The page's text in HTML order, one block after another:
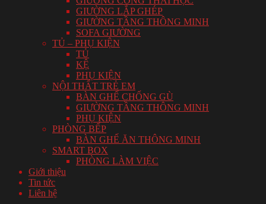
GIƯỜNG LẮP GHÉP
GIƯỜNG TẦNG THÔNG MINH
SOFA GIƯỜNG
TỦ – PHỤ KIỆN
TỦ
KỆ
PHỤ KIỆN
NỘI THẤT TRẺ EM
BÀN GHẾ CHỐNG GÙ
GIƯỜNG TẦNG THÔNG MINH
PHỤ KIỆN
PHÒNG BẾP
BÀN GHẾ ĂN THÔNG MINH
SMART BOX
PHÒNG LÀM VIỆC
Giới thiệu
Tin tức
Liên hệ